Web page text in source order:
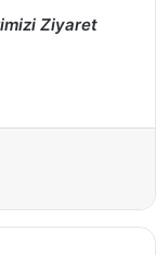
Ziyaret